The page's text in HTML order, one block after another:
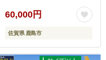
60,000円
佐賀県 鹿島市